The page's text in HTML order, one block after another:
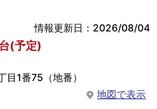
情報更新日：2026/08/04
(予定)
目1番75（地番）
地図で表示